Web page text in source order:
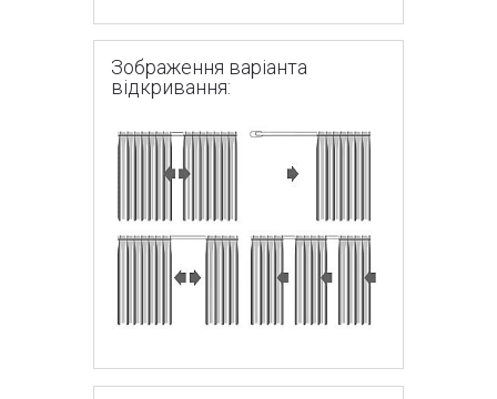
Зображення варіанта
відкривання: